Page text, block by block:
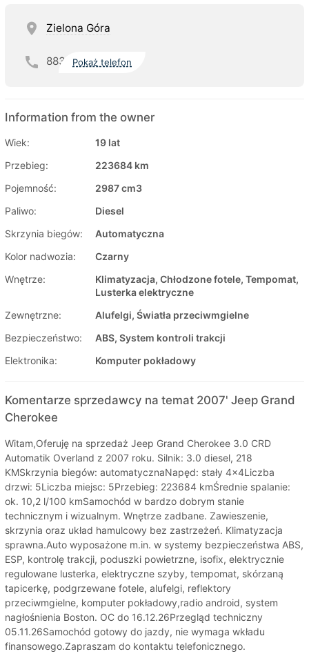
Zielona Góra
883 Pokaż telefon
Information from the owner
Wiek:
19 lat
Przebieg:
223684 km
Pojemność:
2987 cm3
Paliwo:
Diesel
Skrzynia biegów:
Automatyczna
Kolor nadwozia:
Czarny
Wnętrze:
Klimatyzacja, Chłodzone fotele, Tempomat,
Lusterka elektryczne
Zewnętrzne:
Alufelgi, Światła przeciwmgielne
Bezpieczeństwo:
ABS, System kontroli trakcji
Elektronika:
Komputer pokładowy
Komentarze sprzedawcy na temat 2007' Jeep Grand
Cherokee
Witam,Oferuję na sprzedaż Jeep Grand Cherokee 3.0 CRD
Automatik Overland z 2007 roku. Silnik: 3.0 diesel, 218
KMSkrzynia biegów: automatycznaNapęd: stały 4x4Liczba
drzwi: 5Liczba miejsc: 5Przebieg: 223684 kmŚrednie spalanie:
ok. 10,2 l/100 kmSamochód w bardzo dobrym stanie
technicznym i wizualnym. Wnętrze zadbane. Zawieszenie,
skrzynia oraz układ hamulcowy bez zastrzeżeń. Klimatyzacja
sprawna.Auto wyposażone m.in. w systemy bezpieczeństwa ABS,
ESP, kontrolę trakcji, poduszki powietrzne, isofix, elektrycznie
regulowane lusterka, elektryczne szyby, tempomat, skórzaną
tapicerkę, podgrzewane fotele, alufelgi, reflektory
przeciwmgielne, komputer pokładowy,radio android, system
nagłośnienia Boston. OC do 16.12.26Przegląd techniczny
05.11.26Samochód gotowy do jazdy, nie wymaga wkładu
finansowego.Zapraszam do kontaktu telefonicznego.